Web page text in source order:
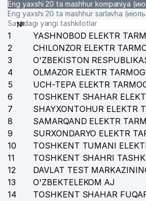
Eng yaxshi 20 ta mashhur kompaniya
Eng yaxshi 20 ta mashhur sarlavha
Saytdagi yangi tashkilotlar
№
1 YASHNOBOD ELEKTR
2
CHILONZOR ELEKTR
3
O'ZBEKISTON
4
OLMAZOR ELEKTR
5
UCH-TEPA ELEKTR
6
TOSHKENT SHAHAR
7
SHAYXONTOHUR ELEKTR
8
SAMARQAND ELEKTR
9
SURXONDARYO ELEKTR
10
TOSHKENT TUMANI
11
TOSHKENT SHAHRI
12
DAVLAT TEST
13
O'ZBEKTELEKOM AJ
14
TOSHKENT SHAHAR